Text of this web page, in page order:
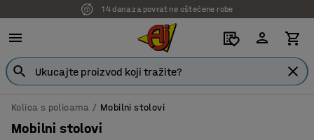
14 dana za povrat ne oštećene robe
Kolica s policama Mobilni stolovi
Mobilni stolovi